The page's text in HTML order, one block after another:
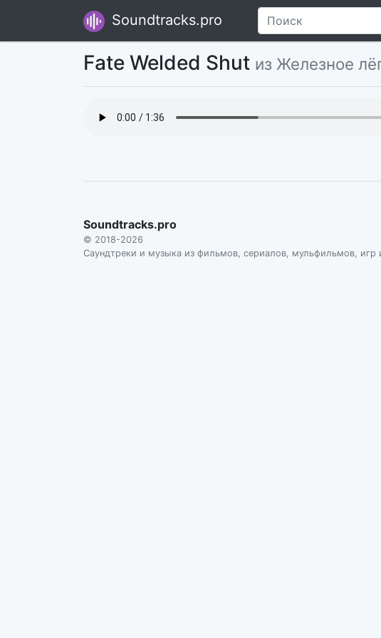
Soundtracks.pro
Fate Welded Shut из Железное
Soundtracks.pro
© 2018-2026
Саундтреки и музыка из фильмов, сериалов, мульфильмов, игр